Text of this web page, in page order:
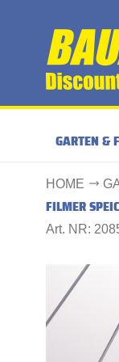
GARTEN &
HOME
FILMER
Art. NR: